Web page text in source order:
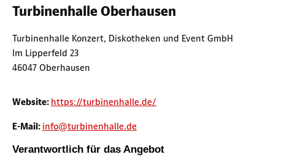
Turbinenhalle Oberhausen
Turbinenhalle Konzert, Diskotheken und Event GmbH
Im Lipperfeld 23
46047 Oberhausen
Website: https://turbinenhalle.de/
E-Mail: info@turbinenhalle.de
Verantwortlich für das Angebot